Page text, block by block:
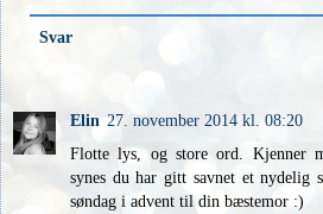
Svar
Elin 27. november 2014 kl. 08:20
Flotte lys, og store ord. Kjenner
synes du har gitt savnet et nydelig
søndag i advent til din bæstemor :)